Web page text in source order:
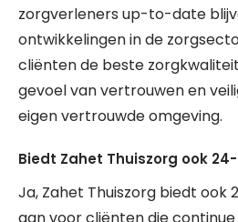
zorgverleners up-to-date
ontwikkelingen in de
cliënten de beste
gevoel van vertrouwen en
eigen vertrouwde omgeving.
Biedt Zahet Thuiszorg ook
Ja, Zahet Thuiszorg biedt ook